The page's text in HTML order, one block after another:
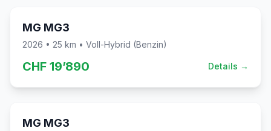
Sofort verfügbar
MG MG3
2026 • 25 km • Voll-Hybrid (Benzin)
CHF 19’890 Details →
Sofort verfügbar
MG MG3